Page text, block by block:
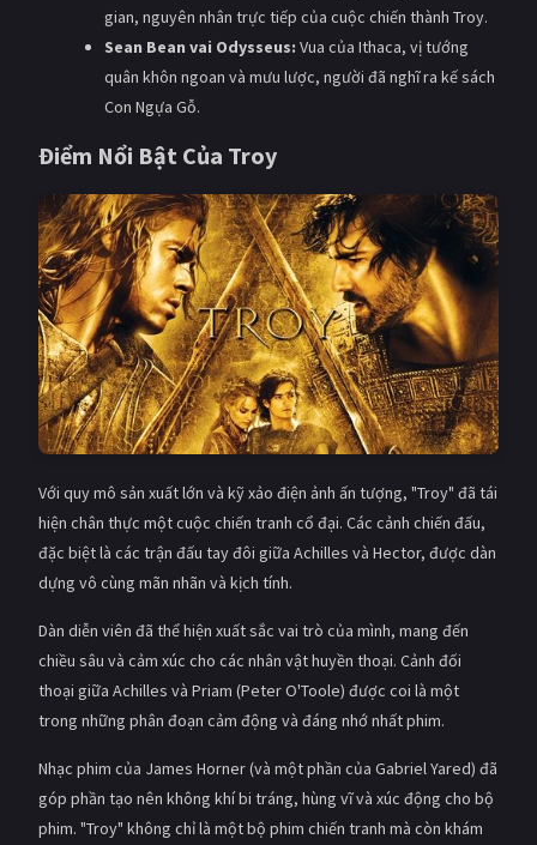
gian, nguyên nhân trực tiếp của cuộc chiến thành Troy.
Sean Bean vai Odysseus: Vua của Ithaca, vị tướng
quân khôn ngoan và mưu lược, người đã nghĩ ra kế sách
Con Ngựa Gỗ.
Điểm Nổi Bật Của Troy
Với quy mô sản xuất lớn và kỹ xảo điện ảnh ấn tượng, "Troy" đã tái
hiện chân thực một cuộc chiến tranh cổ đại. Các cảnh chiến đấu,
đặc biệt là các trận đấu tay đôi giữa Achilles và Hector, được dàn
dựng vô cùng mãn nhãn và kịch tính.
Dàn diễn viên đã thể hiện xuất sắc vai trò của mình, mang đến
chiều sâu và cảm xúc cho các nhân vật huyền thoại. Cảnh đối
thoại giữa Achilles và Priam (Peter O'Toole) được coi là một
trong những phân đoạn cảm động và đáng nhớ nhất phim.
Nhạc phim của James Horner (và một phần của Gabriel Yared) đã
góp phần tạo nên không khí bi tráng, hùng vĩ và xúc động cho bộ
phim. "Troy" không chỉ là một bộ phim chiến tranh mà còn khám